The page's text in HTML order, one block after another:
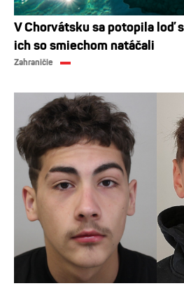
V Chorvátsku sa potopila loď
ich so smiechom natáčali
Zahraničie